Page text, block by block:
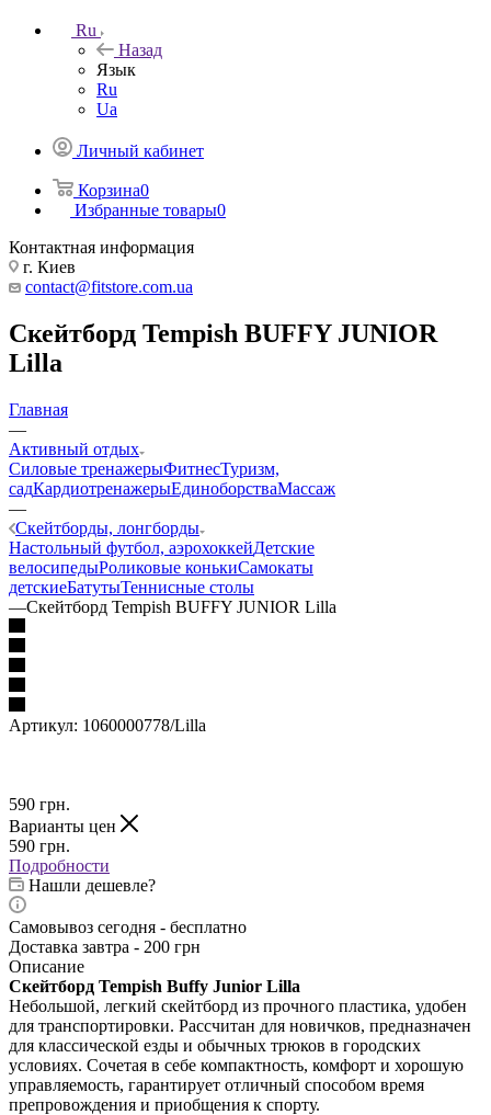
Ru
Назад
Язык
Ru
Ua
Личный кабинет
Корзина0
Избранные товары0
Контактная информация
г. Киев
contact@fitstore.com.ua
Скейтборд Tempish BUFFY JUNIOR
Lilla
Главная
—
Активный отдых
Силовые тренажерыФитнесТуризм,
садКардиотренажерыЕдиноборстваМассаж
—
Скейтборды, лонгборды
Настольный футбол, аэрохоккейДетские
велосипедыРоликовые конькиСамокаты
детскиеБатутыТеннисные столы
—Скейтборд Tempish BUFFY JUNIOR Lilla
Артикул: 1060000778/Lilla
590 грн.
Варианты цен
590 грн.
Подробности
Нашли дешевле?
Самовывоз сегодня - бесплатно
Доставка завтра - 200 грн
Описание
Скейтборд Tempish Buffy Junior Lilla
Небольшой, легкий скейтборд из прочного пластика, удобен
для транспортировки. Рассчитан для новичков, предназначен
для классической езды и обычных трюков в городских
условиях. Сочетая в себе компактность, комфорт и хорошую
управляемость, гарантирует отличный способом время
препровождения и приобщения к спорту.